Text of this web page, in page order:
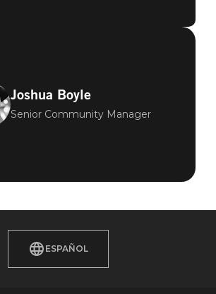
2021
PRO
STAGE
Joshua Boyle
Senior Community Manager
ESPAÑOL